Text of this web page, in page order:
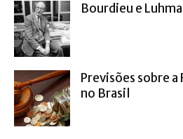
Bourdieu e
Previsões sobre
no Brasil